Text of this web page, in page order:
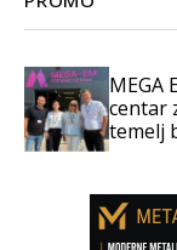
MEGA
centar
temelj